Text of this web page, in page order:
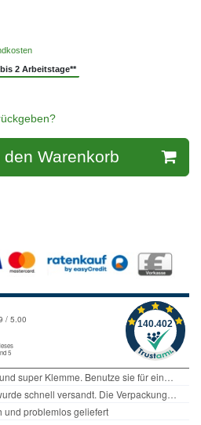
2 Arbeitstage**
den Warenkorb